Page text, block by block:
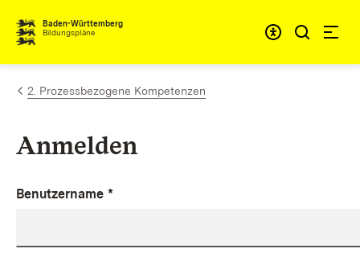
Zum Inhalt springen
Baden-Württemberg
Bildungspläne
2. Prozessbezogene Kompetenzen
Anmelden
Benutzername *